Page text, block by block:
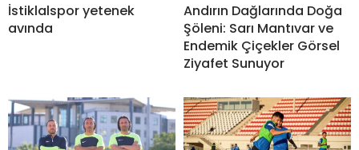
İstiklalspor yetenek
avında
Andırın Dağlarında Doğa
Şöleni: Sarı Mantıvar ve
Endemik Çiçekler Görsel
Ziyafet Sunuyor